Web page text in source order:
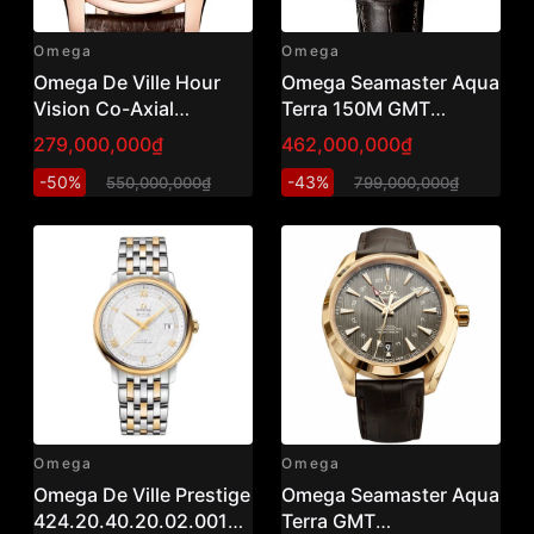
Omega
Omega De Ville Hour
Vision Co-Axial
Chronometer
431.63.41.21.02.001
(41mm) – Đồng hồ nam
hoàn thiện của Omega
279,000,000₫
-50% 550,000,000₫
Omega
Omega Seamaster Aqua
Terra 150M GMT
Chronograph 18K Rose
Gold 43mm
231.53.43.52.02.001 –
New Fullbox
462,000,000₫
-43% 799,000,000₫
Omega
Omega De Ville Prestige
424.20.40.20.02.001
Omega
Omega Seamaster Aqua
Terra GMT